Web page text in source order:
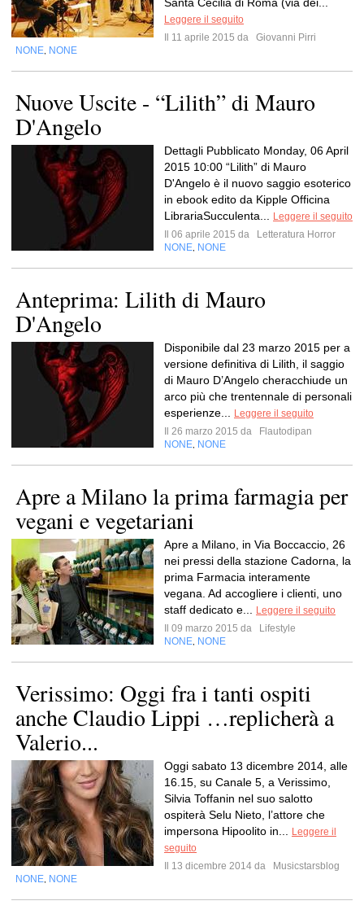
Leggere il seguito
Il 11 aprile 2015 da
Giovanni Pirri
NONE NONE
Nuove Uscite - “Lilith” di Mauro
D'Angelo
Dettagli Pubblicato Monday, 06 April
2015 10:00 “Lilith” di Mauro
D'Angelo è il nuovo saggio esoterico
in ebook edito da Kipple Officina
LibrariaSucculenta...
Leggere il seguito
Il 06 aprile 2015 da
Letteratura Horror
NONE NONE
Anteprima: Lilith di Mauro
D'Angelo
Disponibile dal 23 marzo 2015 per a
versione definitiva di Lilith, il saggio
di Mauro D’Angelo cheracchiude un
arco più che trentennale di personali
esperienze...
Leggere il seguito
Il 26 marzo 2015 da
Flautodipan
NONE NONE
Apre a Milano la prima farmagia per
vegani e vegetariani
Apre a Milano, in Via Boccaccio, 26
nei pressi della stazione Cadorna, la
prima Farmacia interamente
vegana. Ad accogliere i clienti, uno
staff dedicato e...
Leggere il seguito
Il 09 marzo 2015 da
Lifestyle
NONE NONE
Verissimo: Oggi fra i tanti ospiti
anche Claudio Lippi …replicherà a
Valerio...
Oggi sabato 13 dicembre 2014, alle
16.15, su Canale 5, a Verissimo,
Silvia Toffanin nel suo salotto
ospiterà Selu Nieto, l’attore che
impersona Hipoolito in...
Leggere il
seguito
Il 13 dicembre 2014 da
Musicstarsblog
NONE NONE